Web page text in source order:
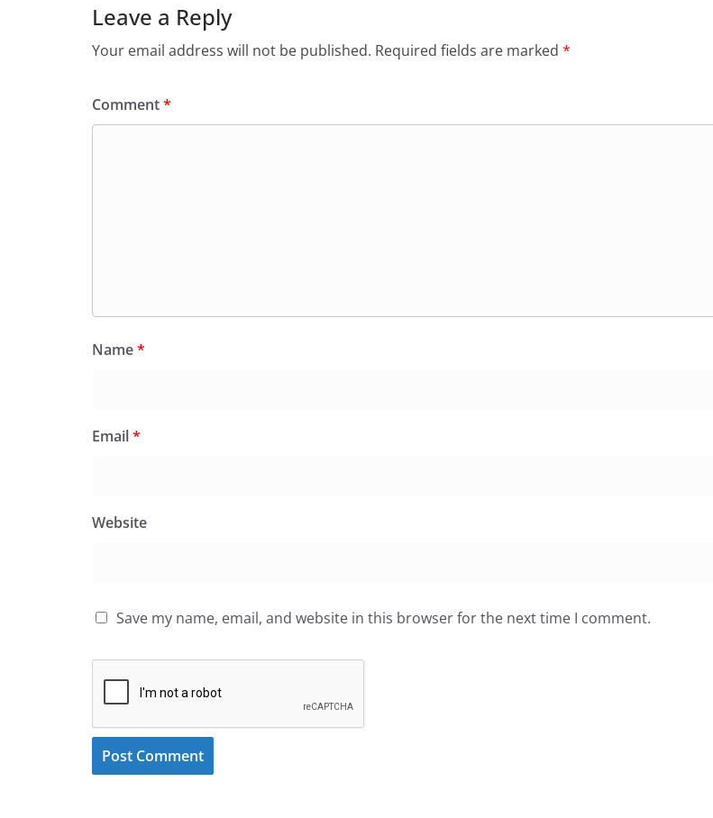
Leave a Reply
Your email address will not be published. Required fields are marked *
Comment*
Name*
Email*
Website
Save my name, email, and website in this browser for the next time I comment.